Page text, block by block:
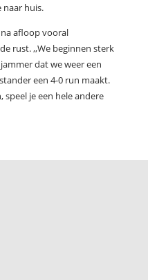
huis.
afloop vooral
rust. ,,We beginnen sterk
dat we weer een
een 4-0 run maakt.
je een hele andere